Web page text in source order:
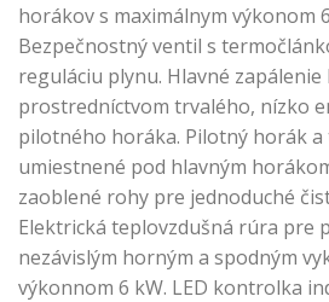
horákov s maximálnym výkonom
Bezpečnostný ventil s
reguláciu plynu. Hlavné zapálenie
prostredníctvom trvalého, nízko
pilotného horáka. Pilotný horák
umiestnené pod hlavným
zaoblené rohy pre jednoduché
Elektrická teplovzdušná rúra pre
nezávislým horným a spodným
výkonnom 6 kW. LED kontrolka